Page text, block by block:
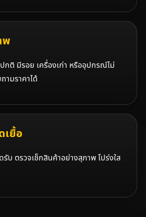
พ
กติ มีรอย เครื่องเก่า หรืออุปกรณ์ไม่
ามราคาได้
เยื้อ
บ ตรวจเช็กสินค้าอย่างสุภาพ โปร่งใส